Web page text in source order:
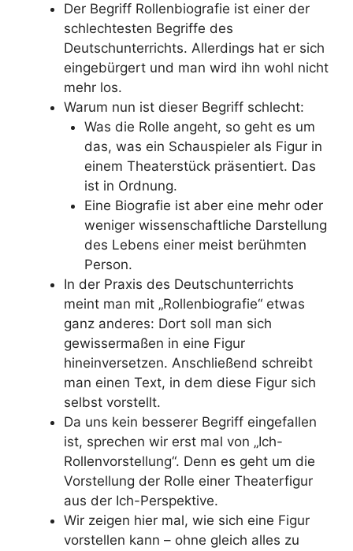
Der Begriff Rollenbiografie ist einer der
schlechtesten Begriffe des
Deutschunterrichts. Allerdings hat er sich
eingebürgert und man wird ihn wohl nicht
mehr los.
Warum nun ist dieser Begriff schlecht:
Was die Rolle angeht, so geht es um
das, was ein Schauspieler als Figur in
einem Theaterstück präsentiert. Das
ist in Ordnung.
Eine Biografie ist aber eine mehr oder
weniger wissenschaftliche Darstellung
des Lebens einer meist berühmten
Person.
In der Praxis des Deutschunterrichts
meint man mit „Rollenbiografie“ etwas
ganz anderes: Dort soll man sich
gewissermaßen in eine Figur
hineinversetzen. Anschließend schreibt
man einen Text, in dem diese Figur sich
selbst vorstellt.
Da uns kein besserer Begriff eingefallen
ist, sprechen wir erst mal von „Ich-
Rollenvorstellung“. Denn es geht um die
Vorstellung der Rolle einer Theaterfigur
aus der Ich-Perspektive.
Wir zeigen hier mal, wie sich eine Figur
vorstellen kann – ohne gleich alles zu